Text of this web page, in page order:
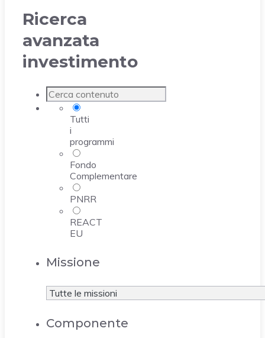
Ricerca
avanzata
investimento
Tutti
i
programmi
Fondo
Complementare
PNRR
REACT
EU
Missione
Componente